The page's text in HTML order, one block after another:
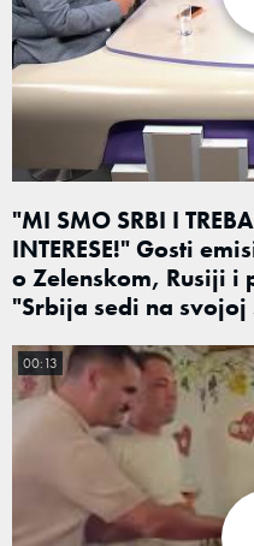
"MI SMO SRBI I
INTERESE!" Gosti
o Zelenskom, Rusiji i
"Srbija sedi na svojoj
00:13